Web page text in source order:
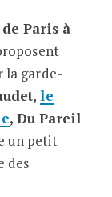
Paris à
la garde-
le
, Du Pareil
un petit
des